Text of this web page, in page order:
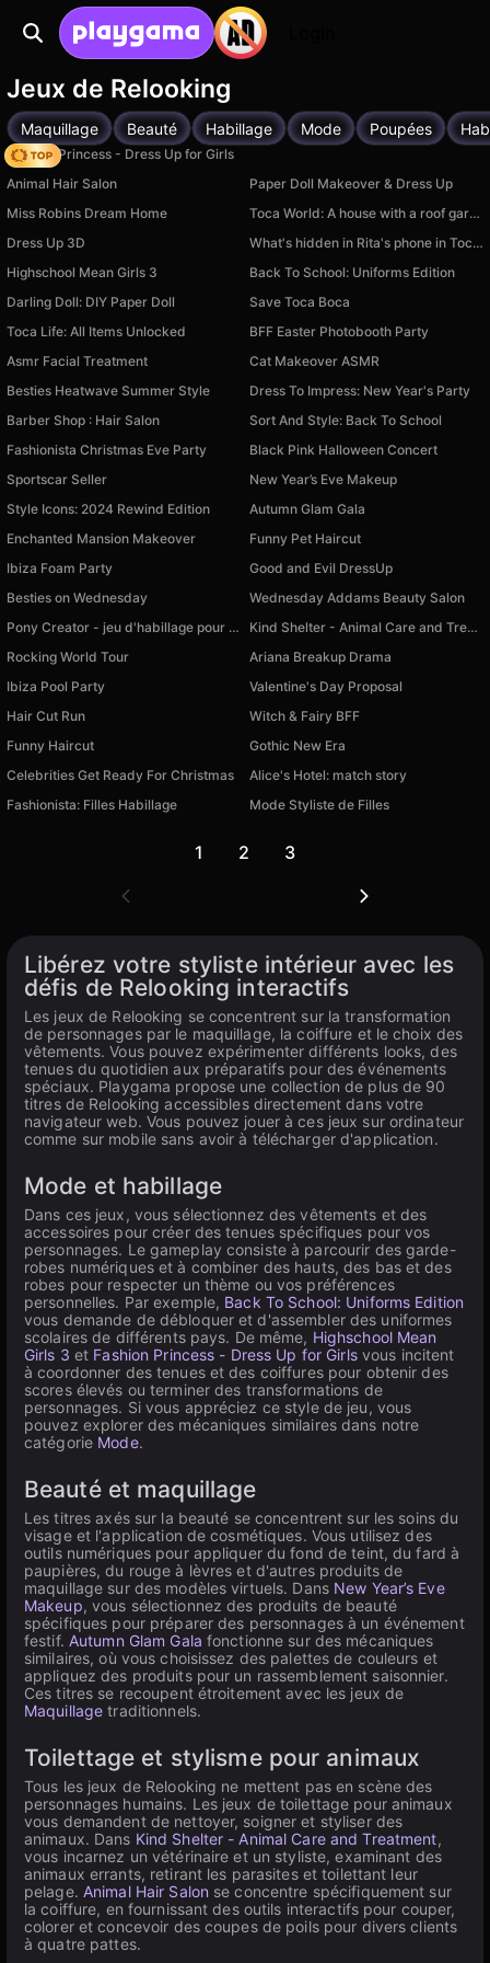
Jeux de Relooking
Maquillage Beauté Habillage Mode Poupées
Fashion Princess - Dress Up for Girls
Animal Hair Salon
Paper Doll Makeover & Dress Up
Miss Robins Dream Home
Toca World: A house with a roof garden
Dress Up 3D
What's hidden in Rita's phone in Toca and Buca!
Highschool Mean Girls 3
Back To School: Uniforms Edition
Darling Doll: DIY Paper Doll
Save Toca Boca
Toca Life: All Items Unlocked
BFF Easter Photobooth Party
Asmr Facial Treatment
Cat Makeover ASMR
Besties Heatwave Summer Style
Dress To Impress: New Year's Party
Barber Shop : Hair Salon
Sort And Style: Back To School
Fashionista Christmas Eve Party
Black Pink Halloween Concert
Sportscar Seller
New Year’s Eve Makeup
Style Icons: 2024 Rewind Edition
Autumn Glam Gala
Enchanted Mansion Makeover
Funny Pet Haircut
Ibiza Foam Party
Good and Evil DressUp
Besties on Wednesday
Wednesday Addams Beauty Salon
Pony Creator - jeu d'habillage pour filles
Kind Shelter - Animal Care and Treatment
Rocking World Tour
Ariana Breakup Drama
Ibiza Pool Party
Valentine's Day Proposal
Hair Cut Run
Witch & Fairy BFF
Funny Haircut
Gothic New Era
Celebrities Get Ready For Christmas
Alice's Hotel: match story
Fashionista: Filles Habillage
Mode Styliste de Filles
1 2 3
Libérez votre styliste intérieur avec les
défis de Relooking interactifs
Les jeux de Relooking se concentrent sur la transformation
de personnages par le maquillage, la coiffure et le choix des
vêtements. Vous pouvez expérimenter différents looks, des
tenues du quotidien aux préparatifs pour des événements
spéciaux. Playgama propose une collection de plus de 90
titres de Relooking accessibles directement dans votre
navigateur web. Vous pouvez jouer à ces jeux sur ordinateur
comme sur mobile sans avoir à télécharger d'application.
Mode et habillage
Dans ces jeux, vous sélectionnez des vêtements et des
accessoires pour créer des tenues spécifiques pour vos
personnages. Le gameplay consiste à parcourir des garde-
robes numériques et à combiner des hauts, des bas et des
robes pour respecter un thème ou vos préférences
personnelles. Par exemple, Back To School: Uniforms Edition
vous demande de débloquer et d'assembler des uniformes
scolaires de différents pays. De même, Highschool Mean
Girls 3 et Fashion Princess - Dress Up for Girlsvous incitent
à coordonner des tenues et des coiffures pour obtenir des
scores élevés ou terminer des transformations de
personnages. Si vous appréciez ce style de jeu, vous
pouvez explorer des mécaniques similaires dans notre
catégorie Mode.
Beauté et maquillage
Les titres axés sur la beauté se concentrent sur les soins du
visage et l'application de cosmétiques. Vous utilisez des
outils numériques pour appliquer du fond de teint, du fard à
paupières, du rouge à lèvres et d'autres produits de
maquillage sur des modèles virtuels. Dans New Year’s Eve
Makeup, vous sélectionnez des produits de beauté
spécifiques pour préparer des personnages à un événement
festif. Autumn Glam Gala fonctionne sur des mécaniques
similaires, où vous choisissez des palettes de couleurs et
appliquez des produits pour un rassemblement saisonnier.
Ces titres se recoupent étroitement avec les jeux de
Maquillage traditionnels.
Toilettage et stylisme pour animaux
Tous les jeux de Relooking ne mettent pas en scène des
personnages humains. Les jeux de toilettage pour animaux
vous demandent de nettoyer, soigner et styliser des
animaux. Dans Kind Shelter - Animal Care and Treatment,
vous incarnez un vétérinaire et un styliste, examinant des
animaux errants, retirant les parasites et toilettant leur
pelage. Animal Hair Salon se concentre spécifiquement sur
la coiffure, en fournissant des outils interactifs pour couper,
colorer et concevoir des coupes de poils pour divers clients
à quatre pattes.